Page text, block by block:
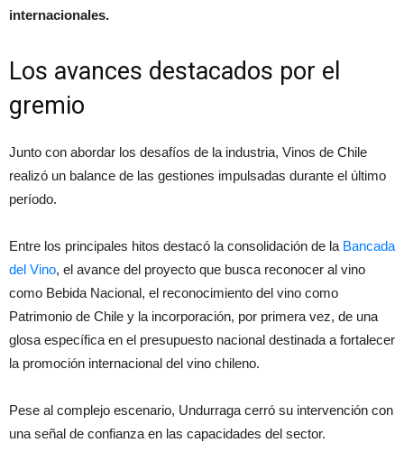
internacionales.
Los avances destacados por el
gremio
Junto con abordar los desafíos de la industria, Vinos de Chile
realizó un balance de las gestiones impulsadas durante el último
período.
Entre los principales hitos destacó la consolidación de la Bancada
del Vino, el avance del proyecto que busca reconocer al vino
como Bebida Nacional, el reconocimiento del vino como
Patrimonio de Chile y la incorporación, por primera vez, de una
glosa específica en el presupuesto nacional destinada a fortalecer
la promoción internacional del vino chileno.
Pese al complejo escenario, Undurraga cerró su intervención con
una señal de confianza en las capacidades del sector.